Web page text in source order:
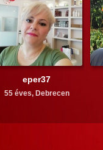
eper37
55 éves, Debrecen